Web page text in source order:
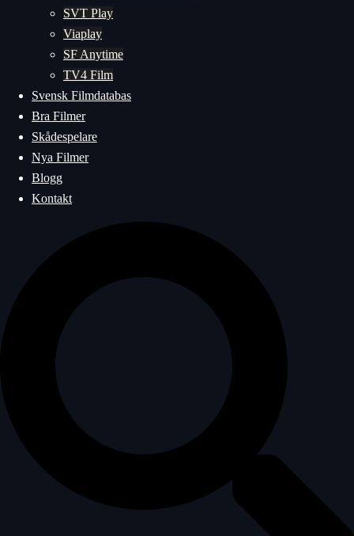
SVT Play
Viaplay
SF Anytime
TV4 Film
Svensk Filmdatabas
Bra Filmer
Skådespelare
Nya Filmer
Blogg
Kontakt